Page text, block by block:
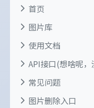
首页
图片库
使用文档
API接口(想啥呢
常见问题
图片删除入口